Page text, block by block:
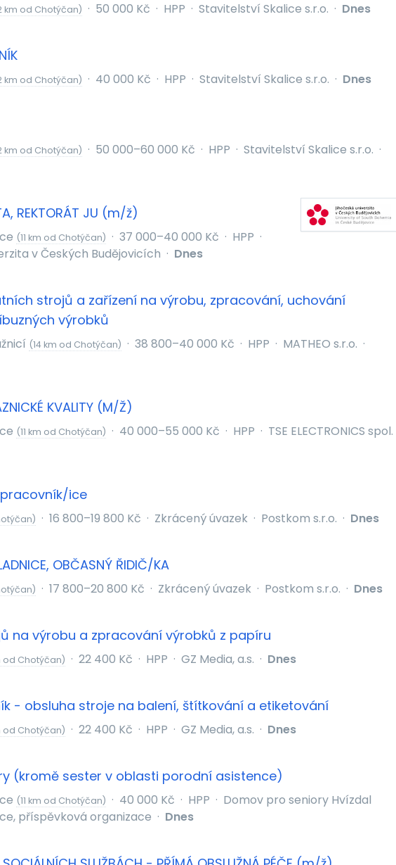
km od Chotýčan) · 50 000 Kč · HPP · Stavitelství Skalice s.r.o. · Dnes
km od Chotýčan) · 40 000 Kč · HPP · Stavitelství Skalice s.r.o. · Dnes
km od Chotýčan) · 50 000–60 000 Kč · HPP · Stavitelství Skalice s.r.o. ·
REKTORÁT JU (m/ž)
(11 km od Chotýčan) · 37 000–40 000 Kč · HPP ·
v Českých Budějovicích · Dnes
strojů a zařízení na výrobu, zpracování, uchování
výrobků
(14 km od Chotýčan) · 38 800–40 000 Kč · HPP · MATHEO s.r.o. ·
KVALITY (M/Ž)
(11 km od Chotýčan) · 40 000–55 000 Kč · HPP · TSE ELECTRONICS spol.
ice
· 16 800–19 800 Kč · Zkrácený úvazek · Postkom s.r.o. · Dnes
OBČASNÝ ŘIDIČ/KA
· 17 800–20 800 Kč · Zkrácený úvazek · Postkom s.r.o. · Dnes
na výrobu a zpracování výrobků z papíru
od Chotýčan) · 22 400 Kč · HPP · GZ Media, a.s. · Dnes
- obsluha stroje na balení, štítkování a etiketování
od Chotýčan) · 22 400 Kč · HPP · GZ Media, a.s. · Dnes
(kromě sester v oblasti porodní asistence)
(11 km od Chotýčan) · 40 000 Kč · HPP · Domov pro seniory Hvízdal
příspěvková organizace · Dnes